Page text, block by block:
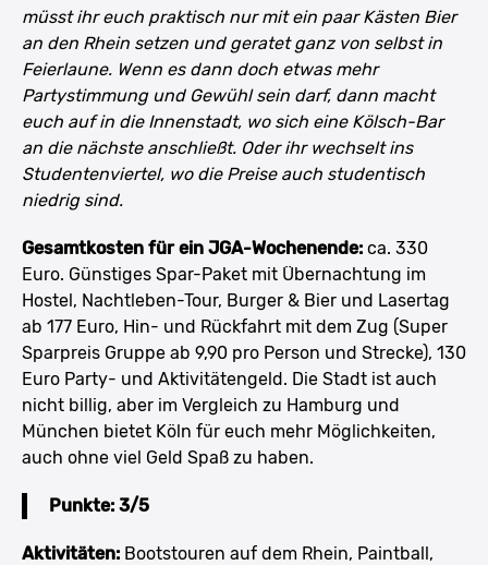
müsst ihr euch praktisch nur mit ein paar Kästen Bier
an den Rhein setzen und geratet ganz von selbst in
Feierlaune. Wenn es dann doch etwas mehr
Partystimmung und Gewühl sein darf, dann macht
euch auf in die Innenstadt, wo sich eine Kölsch-Bar
an die nächste anschließt. Oder ihr wechselt ins
Studentenviertel, wo die Preise auch studentisch
niedrig sind.
Gesamtkosten für ein JGA-Wochenende: ca. 330
Euro. Günstiges Spar-Paket mit Übernachtung im
Hostel, Nachtleben-Tour, Burger & Bier und Lasertag
ab 177 Euro, Hin- und Rückfahrt mit dem Zug (Super
Sparpreis Gruppe ab 9,90 pro Person und Strecke), 130
Euro Party- und Aktivitätengeld. Die Stadt ist auch
nicht billig, aber im Vergleich zu Hamburg und
München bietet Köln für euch mehr Möglichkeiten,
auch ohne viel Geld Spaß zu haben.
Punkte: 3/5
Aktivitäten: Bootstouren auf dem Rhein, Paintball,